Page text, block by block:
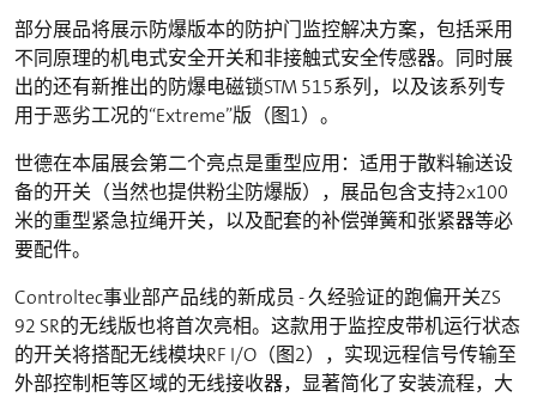
部分展品将展示防爆版本的防护门监控解决方案，包括采用
不同原理的机电式安全开关和非接触式安全传感器。同时展
出的还有新推出的防爆电磁锁STM 515系列，以及该系列专
用于恶劣工况的“Extreme”版（图1）。
世德在本届展会第二个亮点是重型应用：适用于散料输送设
备的开关（当然也提供粉尘防爆版），展品包含支持2x100
米的重型紧急拉绳开关，以及配套的补偿弹簧和张紧器等必
要配件。
Controltec事业部产品线的新成员 - 久经验证的跑偏开关ZS
92 SR的无线版也将首次亮相。这款用于监控皮带机运行状态
的开关将搭配无线模块RF I/O（图2），实现远程信号传输至
外部控制柜等区域的无线接收器，显著简化了安装流程，大